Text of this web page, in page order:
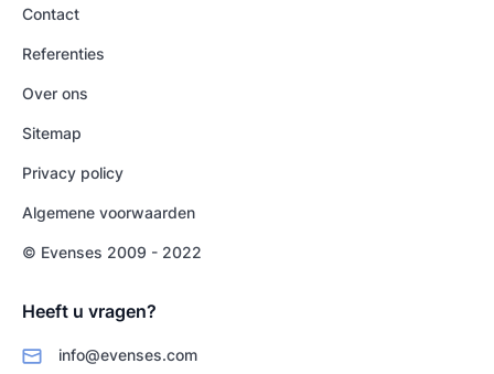
Contact
Referenties
Over ons
Sitemap
Privacy policy
Algemene voorwaarden
© Evenses 2009 - 2022
Heeft u vragen?
info@evenses.com